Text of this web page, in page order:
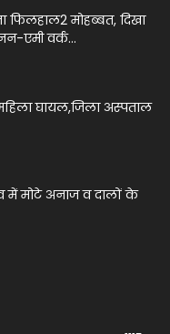
फिलहाल2 मोहब्बत, दिखा
एमी वर्क...
घायल,जिला अस्पताल
में मोटे अनाज व दालों के